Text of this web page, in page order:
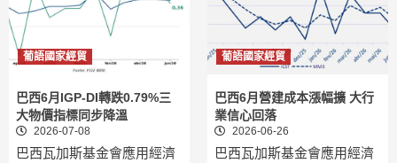
葡語國家經貿
巴西6月IGP-DI轉跌0.79%三
大物價指標同步降溫
2026-07-08
巴西瓦加斯基金會應用經濟
葡語國家經貿
巴西6月營建成本漲幅擴 大行
業信心回落
2026-06-26
巴西瓦加斯基金會應用經濟